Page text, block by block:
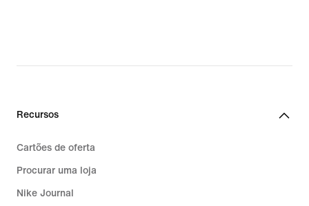
Recursos
Cartões de oferta
Procurar uma loja
Nike Journal